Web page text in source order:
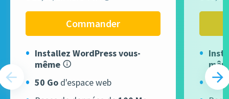
Commander
Installez WordPress vous-
même
50 Go d'espace web
100